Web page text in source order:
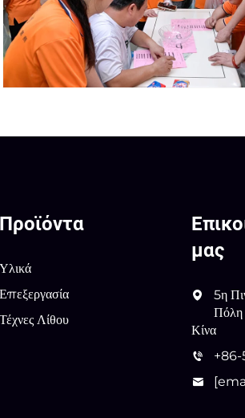
Προϊόντα
Υλικά
Επεξεργασία
Τέχνες Λίθου
μας
5η
Πόλη
Κίνα